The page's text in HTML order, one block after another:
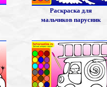
Раскраска для
мальчиков парусник